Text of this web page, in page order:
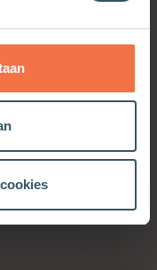
2027
Meer informatie